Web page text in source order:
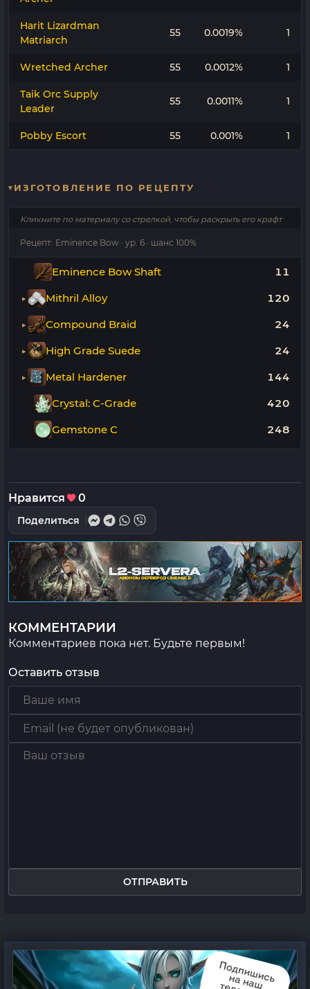
Harit Lizardman
Matriarch
55 0.0019% 1
Wretched Archer 55 0.0012% 1
Taik Orc Supply
Leader
55 0.0011% 1
Pobby Escort 55 0.001% 1
ИЗГОТОВЛЕНИЕ ПО РЕЦЕПТУ
Кликните по материалу со стрелкой, чтобы раскрыть его крафт
Рецепт: Eminence Bow · ур. 6 · шанс 100%
Eminence Bow Shaft 11
Mithril Alloy 120
Compound Braid 24
High Grade Suede 24
Metal Hardener 144
Crystal: C-Grade 420
Gemstone C 248
Нравится 0
Поделиться
КОММЕНТАРИИ
Комментариев пока нет. Будьте первым!
Оставить отзыв
ОТПРАВИТЬ